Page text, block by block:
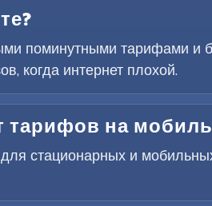
поминутными тарифами и
когда интернет плохой.
на
стационарных и